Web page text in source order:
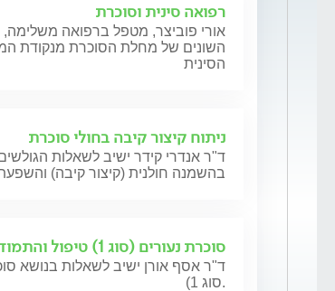
רפואה סינית וסוכרת
אורי פוביצר, מטפל ברפואה משלימה,
השונים של מחלת הסוכרת מנקודת
הסינית
ניתוח קיצור קיבה בחולי סוכרת
ד"ר אנדרי קידר ישיב לשאלות הגולשים
בהשמנה חולנית (קיצור קיבה)
סוכרת נעורים (סוג 1) טיפול והתמודדות
ד"ר אסף אורן ישיב לשאלות בנושא
סוג 1).